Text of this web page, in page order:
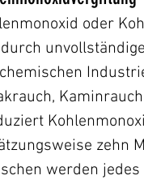
oder
zehn
werden